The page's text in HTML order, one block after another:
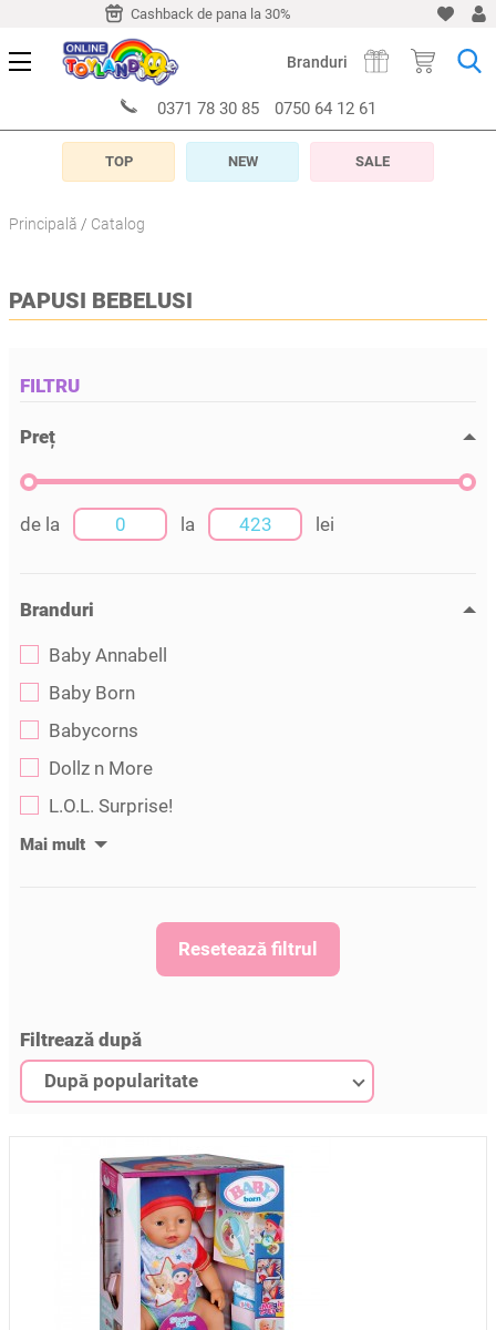
Cashback de pana la 30% Livrare timp de 5-10
Branduri
0371 78 30 85 0750 64 12 61
TOP NEW SALE
Principală Catalog
PAPUSI BEBELUSI
FILTRU
Preț
de la la lei
Branduri
Baby Annabell
Baby Born
Babycorns
Dollz n More
L.O.L. Surprise!
Resetează filtrul
Filtrează după
După popularitate